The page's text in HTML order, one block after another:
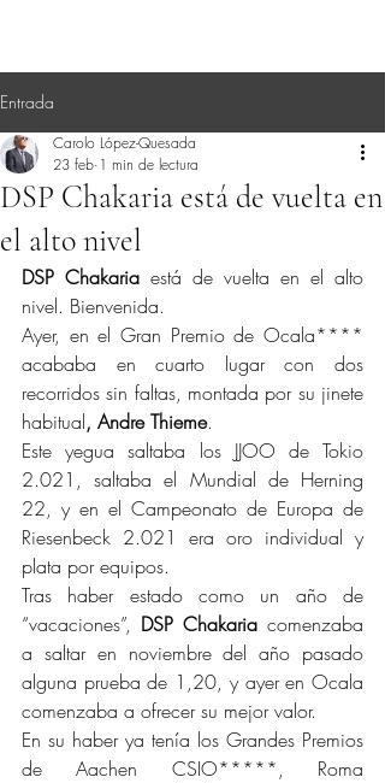
Entrada
DSP Chakaria está de vuelta en
el alto nivel
Carolo López-Quesada
23 feb 1 min de lectura
DSP Chakaria está de vuelta en el alto
nivel. Bienvenida.
Ayer, en el Gran Premio de Ocala****
acababa en cuarto lugar con dos
recorridos sin faltas, montada por su jinete
habitual, Andre Thieme.
Este yegua saltaba los JJOO de Tokio
2.021, saltaba el Mundial de Herning
22, y en el Campeonato de Europa de
Riesenbeck 2.021 era oro individual y
plata por equipos.
Tras haber estado como un año de
“vacaciones”, DSP Chakaria comenzaba
a saltar en noviembre del año pasado
alguna prueba de 1,20, y ayer en Ocala
comenzaba a ofrecer su mejor valor.
En su haber ya tenía los Grandes Premios
de Aachen CSIO*****, Roma